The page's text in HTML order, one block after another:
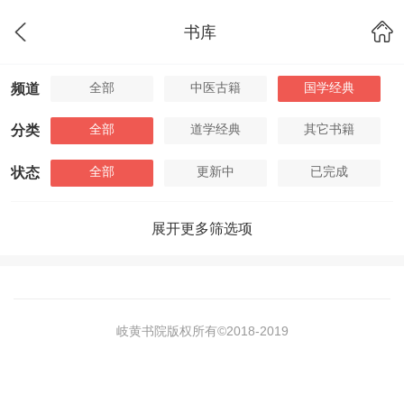
书库
频道 全部 中医古籍 国学经典
分类 全部 道学经典 其它书籍
状态 全部 更新中 已完成
展开更多筛选项
岐黄书院版权所有©2018-2019